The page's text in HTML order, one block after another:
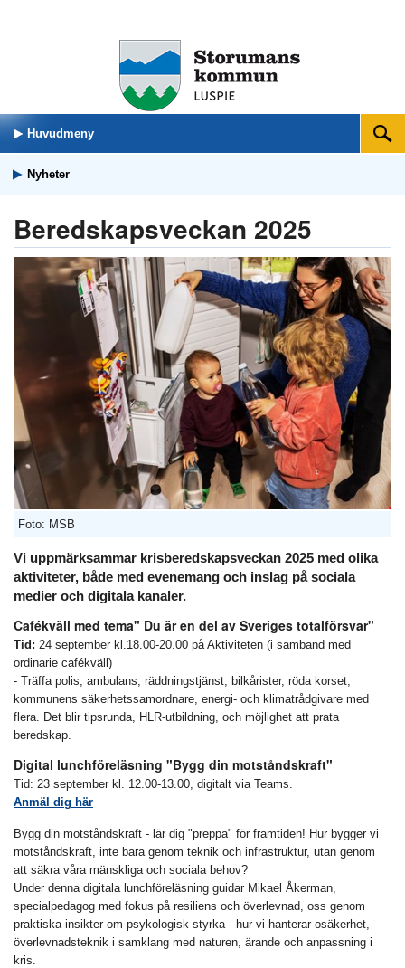
Huvudmeny Sök
Nyheter
Beredskapsveckan 2025
Foto: MSB
Vi uppmärksammar krisberedskapsveckan 2025 med olika
aktiviteter, både med evenemang och inslag på sociala
medier och digitala kanaler.
Cafékväll med tema" Du är en del av Sveriges totalförsvar"
Tid: 24 september kl.18.00-20.00 på Aktiviteten (i samband med
ordinarie cafékväll)
- Träffa polis, ambulans, räddningstjänst, bilkårister, röda korset,
kommunens säkerhetssamordnare, energi- och klimatrådgivare med
flera. Det blir tipsrunda, HLR-utbildning, och möjlighet att prata
beredskap.
Digital lunchföreläsning "Bygg din motståndskraft"
Tid: 23 september kl. 12.00-13.00, digitalt via Teams.
Anmäl dig här
Bygg din motståndskraft - lär dig "preppa" för framtiden! Hur bygger vi
motståndskraft, inte bara genom teknik och infrastruktur, utan genom
att säkra våra mänskliga och sociala behov?
Under denna digitala lunchföreläsning guidar Mikael Åkerman,
specialpedagog med fokus på resiliens och överlevnad, oss genom
praktiska insikter om psykologisk styrka - hur vi hanterar osäkerhet,
överlevnadsteknik i samklang med naturen, ärande och anpassning i
kris.